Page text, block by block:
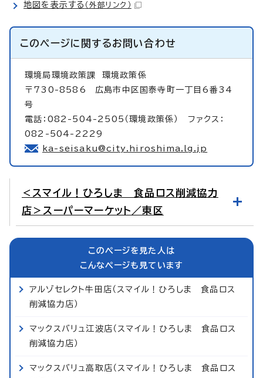
地図を表示する （外部リンク）
このページに関するお問い合わせ
環境局環境政策課 環境政策係
〒730-8586 広島市中区国泰寺町一丁目6番34
号
電話：082-504-2505（環境政策係） ファクス：
082-504-2229
ka-seisaku@city.hiroshima.lg.jp
＜スマイル！ひろしま 食品ロス削減協力
店＞スーパーマーケット／東区
このページを見た人は
こんなページも見ています
アルゾセレクト牛田店（スマイル！ひろしま 食品ロス
削減協力店）
マックスバリュ江波店（スマイル！ひろしま 食品ロス
削減協力店）
マックスバリュ高取店（スマイル！ひろしま 食品ロス